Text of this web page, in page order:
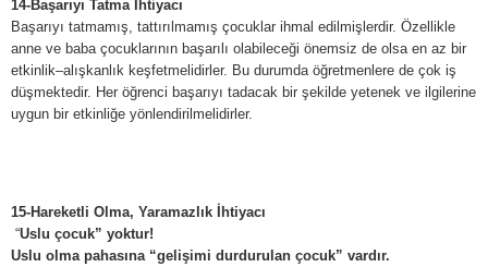
14-Başarıyı Tatma İhtiyacı
Başarıyı tatmamış, tattırılmamış çocuklar ihmal edilmişlerdir. Özellikle
anne ve baba çocuklarının başarılı olabileceği önemsiz de olsa en az bir
etkinlik–alışkanlık keşfetmelidirler. Bu durumda öğretmenlere de çok iş
düşmektedir. Her öğrenci başarıyı tadacak bir şekilde yetenek ve ilgilerine
uygun bir etkinliğe yönlendirilmelidirler.
15-Hareketli Olma, Yaramazlık İhtiyacı
“Uslu çocuk” yoktur!
Uslu olma pahasına “gelişimi durdurulan çocuk” vardır.